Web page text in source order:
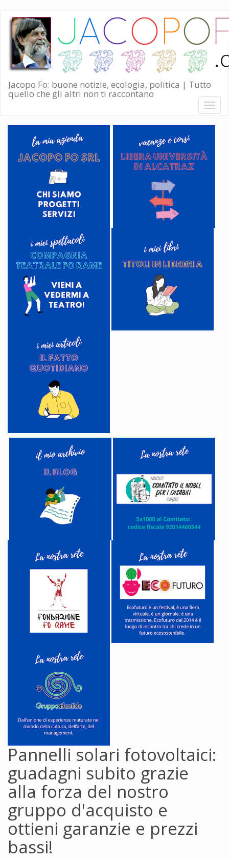
Salta
contenuto
principale
Jacopo Fo: buone notizie, ecologia, politica | Tutto
quello che gli altri non ti raccontano
Toggle
Pannelli solari fotovoltaici:
guadagni subito grazie
alla forza del nostro
gruppo d'acquisto e
ottieni garanzie e prezzi
bassi!